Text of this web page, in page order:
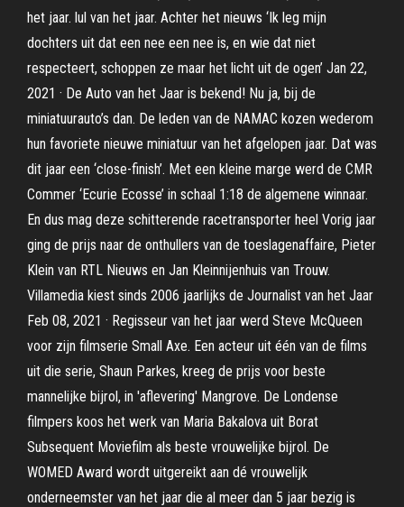
het jaar. lul van het jaar. Achter het nieuws ‘Ik leg mijn
dochters uit dat een nee een nee is, en wie dat niet
respecteert, schoppen ze maar het licht uit de ogen’ Jan 22,
2021 · De Auto van het Jaar is bekend! Nu ja, bij de
miniatuurauto’s dan. De leden van de NAMAC kozen wederom
hun favoriete nieuwe miniatuur van het afgelopen jaar. Dat was
dit jaar een ‘close-finish’. Met een kleine marge werd de CMR
Commer ‘Ecurie Ecosse’ in schaal 1:18 de algemene winnaar.
En dus mag deze schitterende racetransporter heel Vorig jaar
ging de prijs naar de onthullers van de toeslagenaffaire, Pieter
Klein van RTL Nieuws en Jan Kleinnijenhuis van Trouw.
Villamedia kiest sinds 2006 jaarlijks de Journalist van het Jaar
Feb 08, 2021 · Regisseur van het jaar werd Steve McQueen
voor zijn filmserie Small Axe. Een acteur uit één van de films
uit die serie, Shaun Parkes, kreeg de prijs voor beste
mannelijke bijrol, in 'aflevering' Mangrove. De Londense
filmpers koos het werk van Maria Bakalova uit Borat
Subsequent Moviefilm als beste vrouwelijke bijrol. De
WOMED Award wordt uitgereikt aan dé vrouwelijk
onderneemster van het jaar die al meer dan 5 jaar bezig is